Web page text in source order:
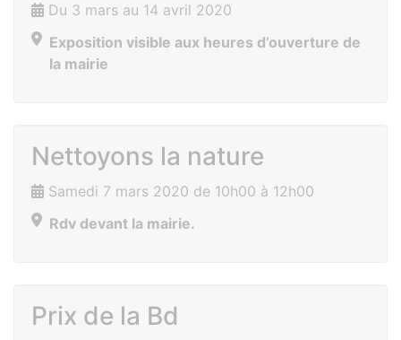
Du 3 mars au 14 avril 2020
Exposition visible aux heures d’ouverture de
la mairie
Nettoyons la nature
Samedi 7 mars 2020 de 10h00 à 12h00
Rdv devant la mairie.
Prix de la Bd